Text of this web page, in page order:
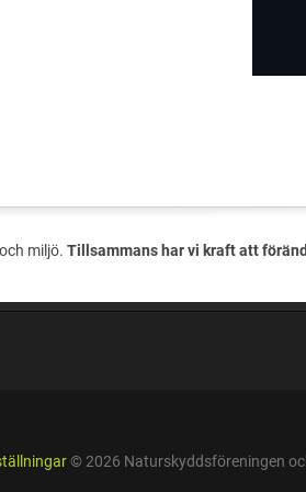
miljö. Tillsammans har vi kraft att
© 2026 Naturskyddsföreningen